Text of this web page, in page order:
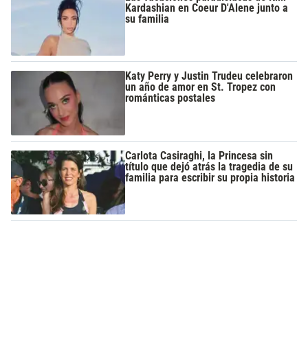
Kardashian en Coeur D'Alene junto a
su familia
Katy Perry y Justin Trudeu celebraron
un año de amor en St. Tropez con
románticas postales
Carlota Casiraghi, la Princesa sin
título que dejó atrás la tragedia de su
familia para escribir su propia historia